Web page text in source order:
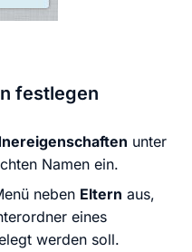
festlegen
unter
Namen ein.
neben Eltern aus,
eines
werden soll.